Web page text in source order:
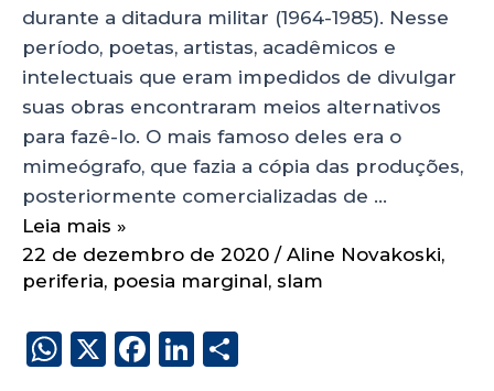
durante a ditadura militar (1964-1985). Nesse
período, poetas, artistas, acadêmicos e
intelectuais que eram impedidos de divulgar
suas obras encontraram meios alternativos
para fazê-lo. O mais famoso deles era o
mimeógrafo, que fazia a cópia das produções,
posteriormente comercializadas de …
Leia mais »
22 de dezembro de 2020 / Aline Novakoski,
periferia, poesia marginal, slam
W X
F
Li